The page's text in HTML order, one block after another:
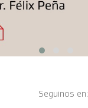
Seguinos en: